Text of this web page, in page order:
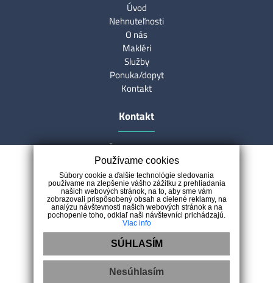
Úvod
Nehnuteľnosti
O nás
Makléri
Služby
Ponuka/dopyt
Kontakt
Kontakt
Špania Dolina 188
97401 Špania Dolina
0907 333 076
reality@smartrealityservice.sk
Používame cookies
Súbory cookie a ďalšie technológie sledovania
používame na zlepšenie vášho zážitku z prehliadania
našich webových stránok, na to, aby sme vám
zobrazovali prispôsobený obsah a cielené reklamy, na
analýzu návštevnosti našich webových stránok a na
pochopenie toho, odkiaľ naši návštevníci prichádzajú.
Viac info
SÚHLASÍM
Nesúhlasím